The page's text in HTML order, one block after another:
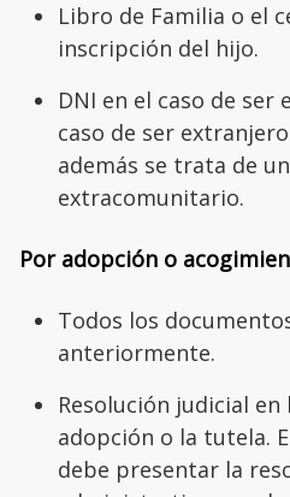
Libro de Familia o el
inscripción del hijo.
DNI en el caso de ser
caso de ser
además se trata de
extracomunitario.
Por adopción o
Todos los
anteriormente.
Resolución judicial en
adopción o la tutela.
debe presentar la